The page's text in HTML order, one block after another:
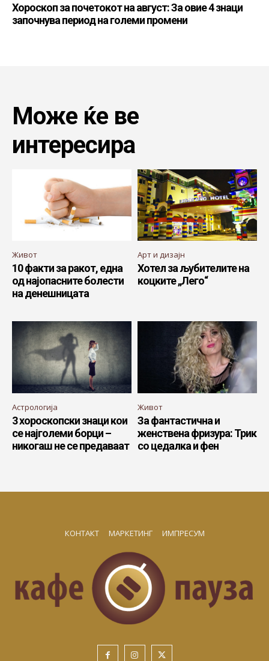
Хороскоп за почетокот на август: За овие 4 знаци
започнува период на големи промени
Може ќе ве
интересира
Живот
10 факти за ракот, една
од најопасните болести
на денешницата
Арт и дизајн
Хотел за љубителите на
коцките „Лего“
Астрологија
3 хороскопски знаци кои
се најголеми борци –
никогаш не се предаваат
Живот
За фантастична и
женствена фризура: Трик
со цедалка и фен
КОНТАКТ МАРКЕТИНГ ИМПРЕСУМ